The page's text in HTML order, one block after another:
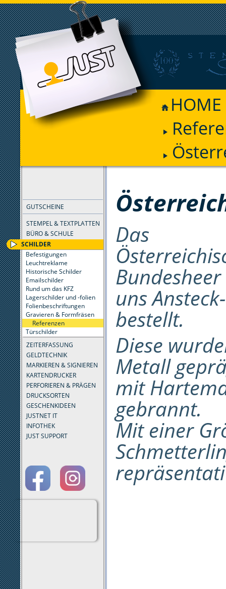
HOME
GUTSCHEINE
STEMPEL & TEXTPLATTEN
BÜRO & SCHULE
SCHILDER
Befestigungen
Leuchtreklame
Historische Schilder
Emailschilder
Rund um das KFZ
Lagerschilder und -folien
Folienbeschriftungen
Gravieren & Formfräsen
Referenzen
Türschilder
ZEITERFASSUNG
GELDTECHNIK
MARKIEREN & SIGNIEREN
KARTENDRUCKER
PERFORIEREN & PRÄGEN
DRUCKSORTEN
GESCHENKIDEEN
JUSTNET IT
INFOTHEK
JUST SUPPORT
Das
uns
bestellt.
Diese
Metall
mit
gebrannt.
Mit einer